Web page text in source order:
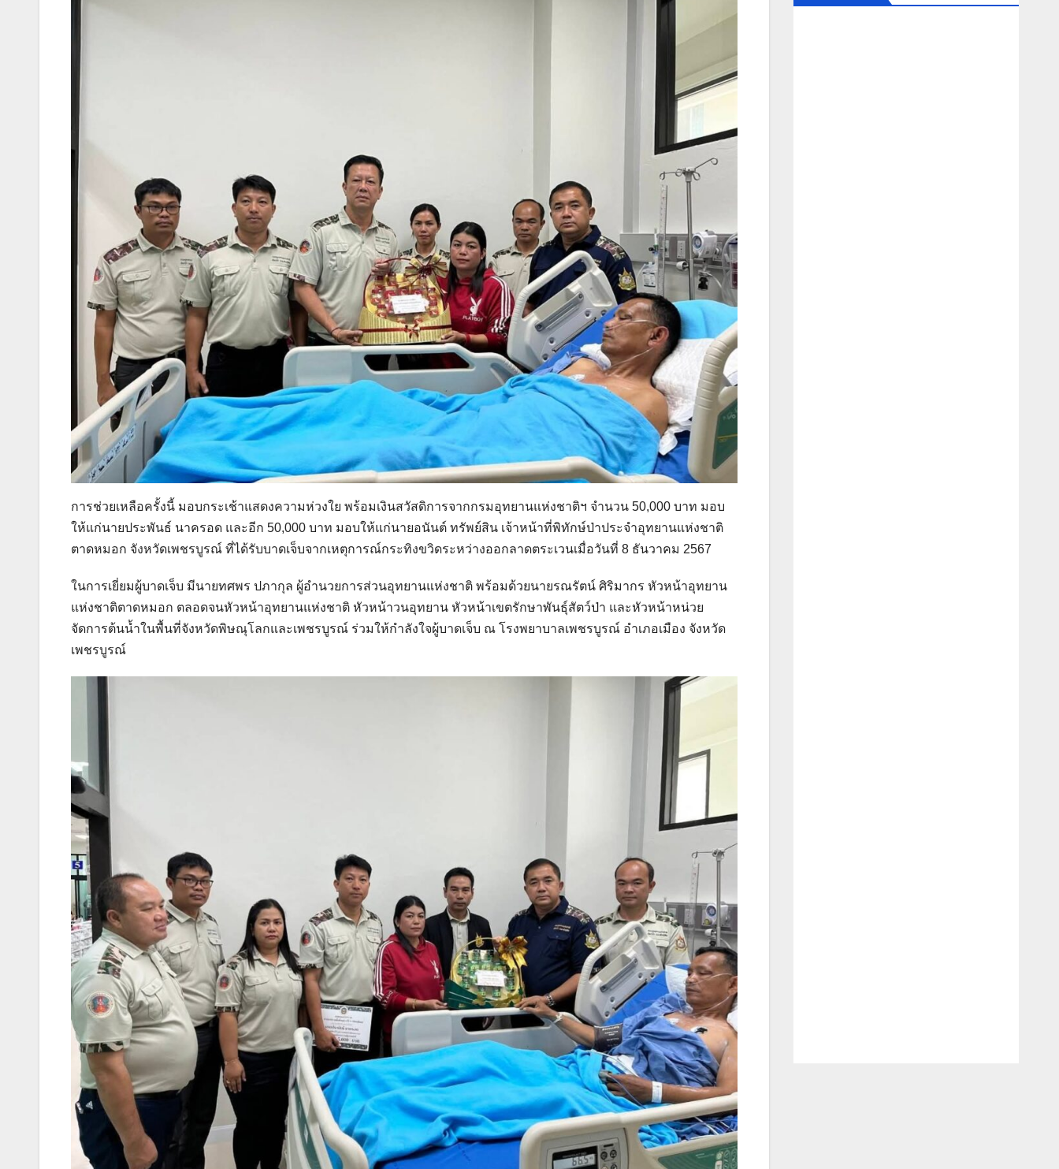
การช่วยเหลือครั้งนี้ มอบกระเช้าแสดงความห่วงใย พร้อมเงินสวัสดิการจากกรมอุทยานแห่งชาติฯ จำนวน 50,000 บาท มอบ
ให้แก่นายประพันธ์ นาครอด และอีก 50,000 บาท มอบให้แก่นายอนันต์ ทรัพย์สิน เจ้าหน้าที่พิทักษ์ป่าประจำอุทยานแห่งชาติ
ตาดหมอก จังหวัดเพชรบูรณ์ ที่ได้รับบาดเจ็บจากเหตุการณ์กระทิงขวิดระหว่างออกลาดตระเวนเมื่อวันที่ 8 ธันวาคม 2567
ในการเยี่ยมผู้บาดเจ็บ มีนายทศพร ปภากุล ผู้อำนวยการส่วนอุทยานแห่งชาติ พร้อมด้วยนายรณรัตน์ ศิริมากร หัวหน้าอุทยาน
แห่งชาติตาดหมอก ตลอดจนหัวหน้าอุทยานแห่งชาติ หัวหน้าวนอุทยาน หัวหน้าเขตรักษาพันธุ์สัตว์ป่า และหัวหน้าหน่วย
จัดการต้นน้ำในพื้นที่จังหวัดพิษณุโลกและเพชรบูรณ์ ร่วมให้กำลังใจผู้บาดเจ็บ ณ โรงพยาบาลเพชรบูรณ์ อำเภอเมือง จังหวัด
เพชรบูรณ์